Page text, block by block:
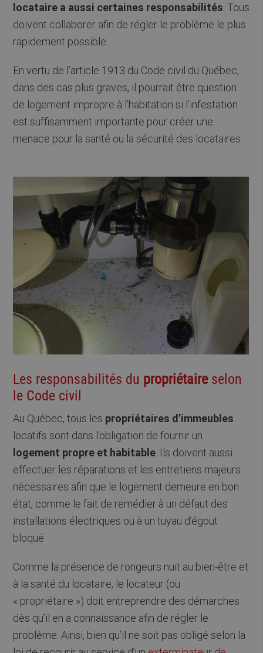
locataire a aussi certaines responsabilités. Tous
doivent collaborer afin de régler le problème le plus
rapidement possible.
En vertu de l’article 1913 du Code civil du Québec,
dans des cas plus graves, il pourrait être question
de logement impropre à l’habitation si l’infestation
est suffisamment importante pour créer une
menace pour la santé ou la sécurité des locataires.
Les responsabilités du propriétaireselon
le Code civil
Au Québec, tous les propriétaires d’immeubles
locatifs sont dans l’obligation de fournir un
logement propre et habitable . Ils doivent aussi
effectuer les réparations et les entretiens majeurs
nécessaires afin que le logement demeure en bon
état, comme le fait de remédier à un défaut des
installations électriques ou à un tuyau d’égout
bloqué.
Comme la présence de rongeurs nuit au bien-être et
à la santé du locataire, le locateur (ou
« propriétaire ») doit entreprendre des démarches
dès qu’il en a connaissance afin de régler le
problème. Ainsi, bien qu’il ne soit pas obligé selon la